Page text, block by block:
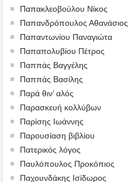
Παπακλεοβούλου Νίκος
Παπανδρόπουλος Αθανάσιος
Παπαντωνίου Παναγιώτα
Παπαπολυβίου Πέτρος
Παππάς Βαγγέλης
Παππάς Βασίλης
Παρά θιν’ αλός
Παρασκευή κολλύβων
Παρίσης Ιωάννης
Παρουσίαση βιβλίου
Πατερικός λόγος
Παυλόπουλος Προκόπιος
Παχουνδάκης Ισίδωρος